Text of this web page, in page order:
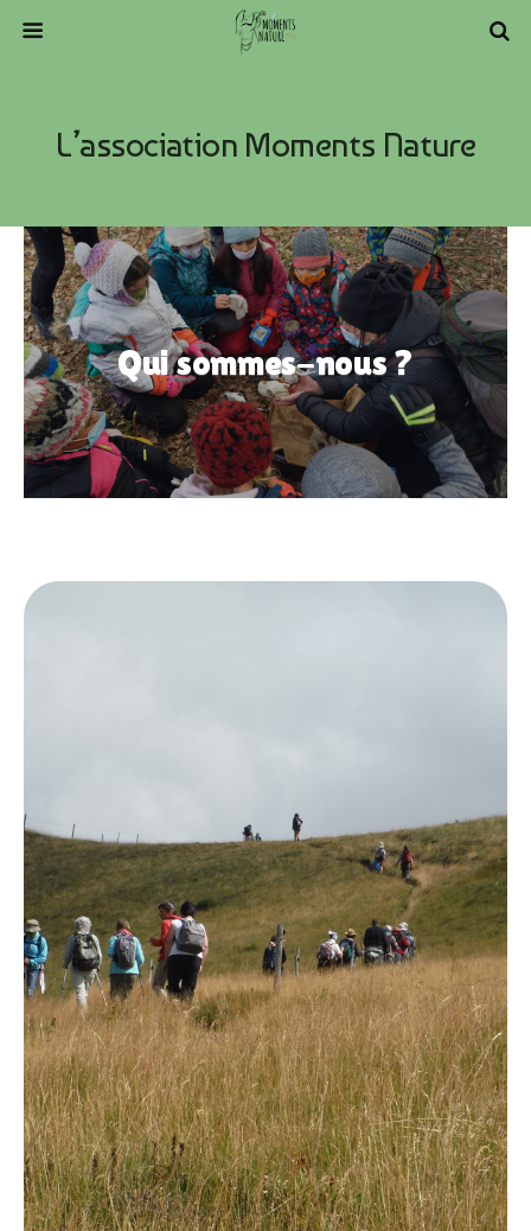
L’association Moments Nature
Qui sommes-nous ?